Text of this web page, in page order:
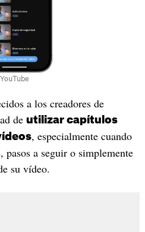
a los creadores de
de utilizar capítulos
, especialmente cuando
a seguir o simplemente
su vídeo.